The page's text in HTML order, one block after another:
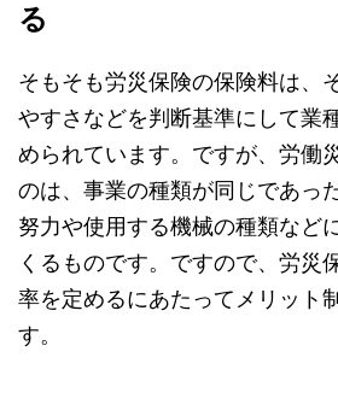
る
そもそも労災保険の保険料は、
やすさなどを判断基準にして業
められています。ですが、労働
のは、事業の種類が同じであっ
努力や使用する機械の種類など
くるものです。ですので、労災
率を定めるにあたってメリット
す。